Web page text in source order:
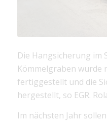
Die Hangsicherung im
Kömmelgraben wurde
fertiggestellt und die
hergestellt, so EGR.
Im nächsten Jahr